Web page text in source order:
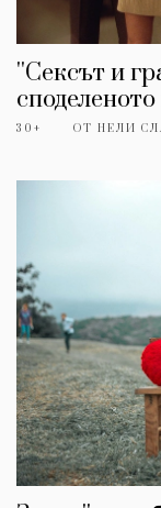
''Сексът и
30+ ОТ НЕЛИ
КАТЕГОРИИ
Wine&Dine
Подкасти
Мода
Dialogue
Изкуство